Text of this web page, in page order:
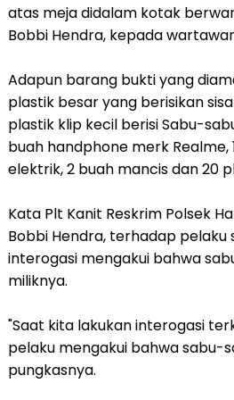
atas meja didalam kotak
Bobbi Hendra, kepada
Adapun barang bukti yang
plastik besar yang berisikan
plastik klip kecil berisi Sabu-
buah handphone merk Realme,
elektrik, 2 buah mancis dan 20
Kata Plt Kanit Reskrim Polsek
Bobbi Hendra, terhadap pelaku
interogasi mengakui bahwa
miliknya.
"Saat kita lakukan interogasi
pelaku mengakui bahwa sabu-
pungkasnya.